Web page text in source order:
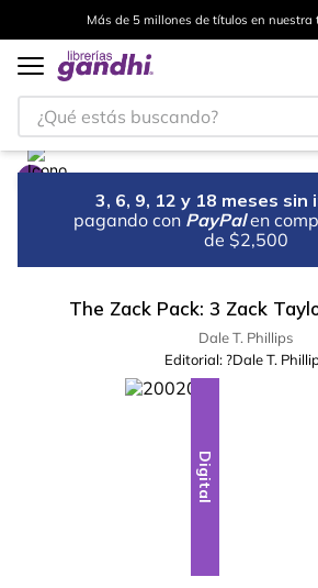
Más de 5 millones de títulos en nuestra
¿Qué estás buscando?
3, 6, 9, 12 y 18 meses
pagando con PayPal en
de $2,500
The Zack Pack: 3 Zack
Dale T. Phillips
Editorial: ?Dale T.
Digital